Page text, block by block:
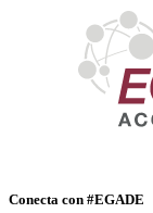
Conecta con #EGADE